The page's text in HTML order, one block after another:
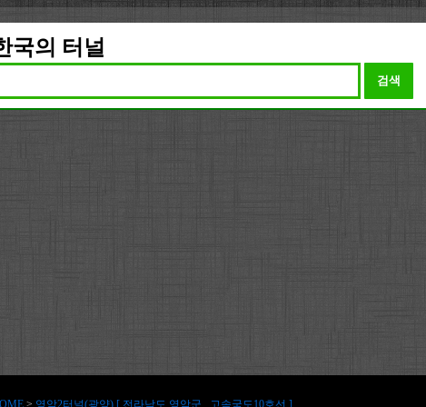
국의 터널
검색
> 영암2터널(광양) [ 전라남도 영암군 , 고속국도10호선 ]